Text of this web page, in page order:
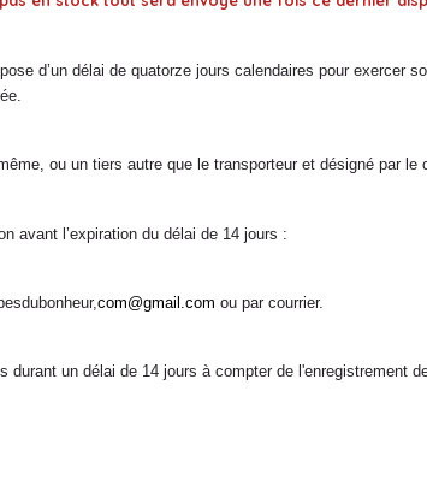
d’un délai de quatorze jours calendaires pour
ou un tiers autre que le transporteur et désigné par
avant l’expiration du délai de 14 jours :
com@gmail.com ou par courrier.
un délai de 14 jours à compter de l'enregistrement